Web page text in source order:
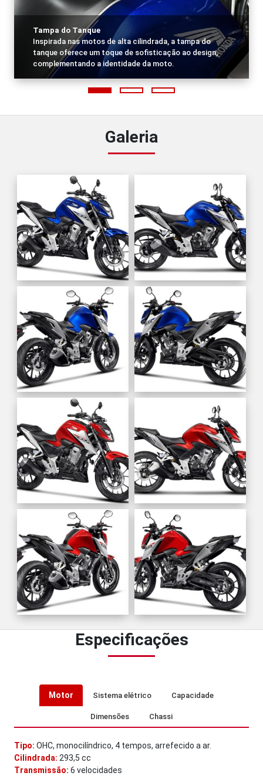
Tampa do Tanque
Inspirada nas motos de alta cilindrada, a tampa do
tanque oferece um toque de sofisticação ao design,
complementando a identidade da moto.
Galeria
Especificações
Motor Sistema elétrico Capacidade
Dimensões Chassi
Tipo: OHC, monocilíndrico, 4 tempos, arrefecido a ar.
Cilindrada: 293,5 cc
Transmissão: 6 velocidades